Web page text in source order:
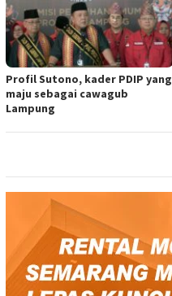
Profil Sutono, kader PDIP yang
maju sebagai cawagub
Lampung